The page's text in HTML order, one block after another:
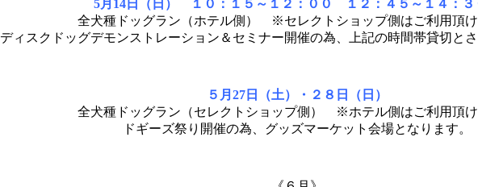
5月14日（日） １０：１５～１２：００ １２：４５～１４：３
全犬種ドッグラン（ホテル側） ※セレクトショップ側はご利用頂
ディスクドッグデモンストレーション＆セミナー開催の為、上記の時間帯貸切と
５月27日（土）・２８日（日）
全犬種ドッグラン（セレクトショップ側） ※ホテル側はご利用頂
ドギーズ祭り開催の為、グッズマーケット会場となります。